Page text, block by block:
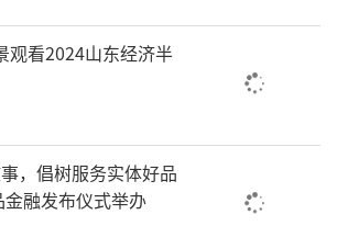
观看2024山东经济半
，倡树服务实体好品
融发布仪式举办